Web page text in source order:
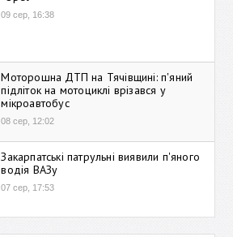
09 сер, 16:38
Моторошна ДТП на Тячівщині: п'яний
підліток на мотоциклі врізався у
мікроавтобус
08 сер, 12:02
Закарпатські патрульні виявили п'яного
водія ВАЗу
07 сер, 17:53